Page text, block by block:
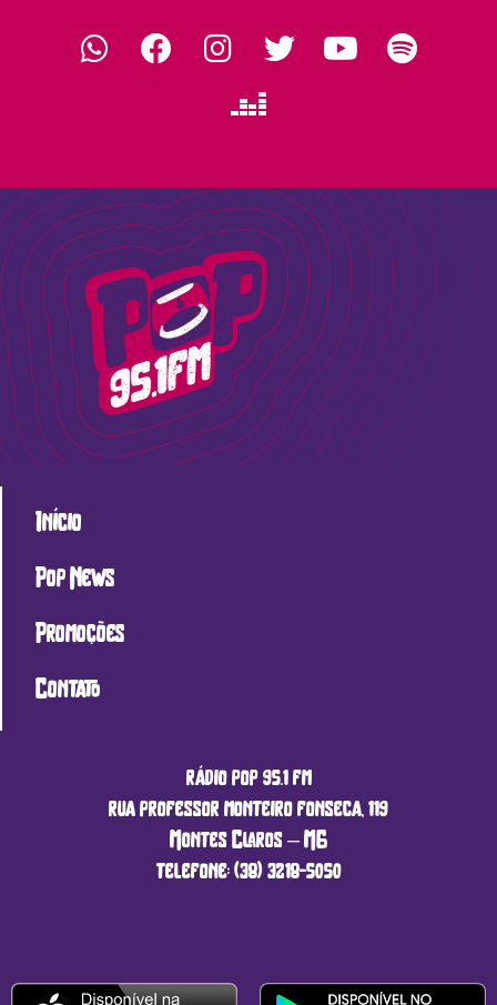
Início
Pop News
Promoções
Contato
rádio pop 95.1 fm
rua professor monteiro fonseca, 119
Montes Claros – MG
telefone: (38) 3218-5050